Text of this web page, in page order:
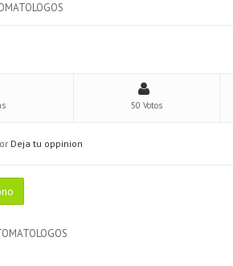
50 Votos
or Deja tu oppinion